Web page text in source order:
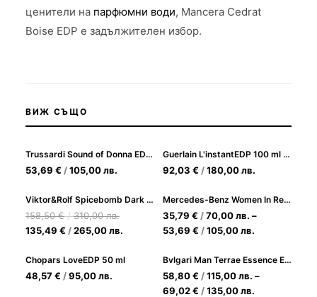
ценители на парфюмни води, Mancera Cedrat
Boise EDP е задължителен избор.
ВИЖ СЪЩО
Trussardi Sound of Donna EDP 100ml за Жени
53,69 € /105,00лв.
Guerlain L'instantEDP 100 ml 2015
92,03 € /180,00лв.
Viktor&Rolf Spicebomb Dark Leather EDP 150 ml за мъже
158,50€/310,00лв.
135,49 € /265,00лв.
Mercedes-Benz Women In Red EDP Парфюмна вода за Жени
35,79 € /70,00лв. –
53,69 € /105,00лв.
Chopars LoveEDP 50 ml
48,57€ /95,00лв.
Bvlgari Man Terrae Essence EDP Парфюм за Мъже
58,80€ /115,00лв. –
69,02€ /135,00лв.